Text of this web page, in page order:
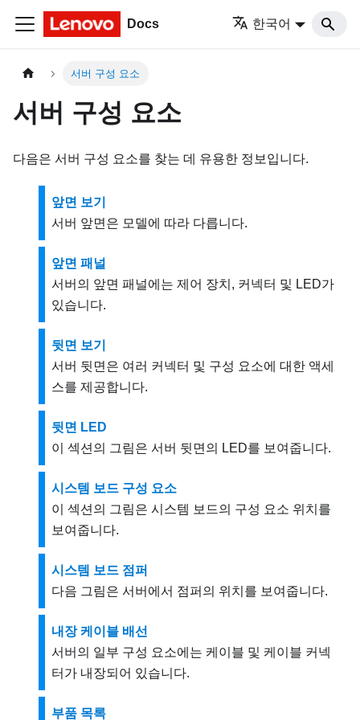
Docs 한국어
서버 구성 요소
서버 구성 요소
다음은 서버 구성 요소를 찾는 데 유용한 정보입니다.
앞면 보기
서버 앞면은 모델에 따라 다릅니다.
앞면 패널
서버의 앞면 패널에는 제어 장치, 커넥터 및 LED가
있습니다.
뒷면 보기
서버 뒷면은 여러 커넥터 및 구성 요소에 대한 액세
스를 제공합니다.
뒷면 LED
이 섹션의 그림은 서버 뒷면의 LED를 보여줍니다.
시스템 보드 구성 요소
이 섹션의 그림은 시스템 보드의 구성 요소 위치를
보여줍니다.
시스템 보드 점퍼
다음 그림은 서버에서 점퍼의 위치를 보여줍니다.
내장 케이블 배선
서버의 일부 구성 요소에는 케이블 및 케이블 커넥
터가 내장되어 있습니다.
부품 목록